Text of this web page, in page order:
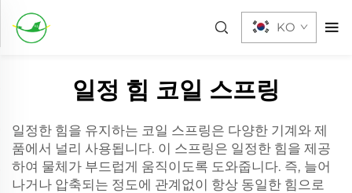
KO
일정 힘 코일 스프링
일정한 힘을 유지하는 코일 스프링은 다양한 기계와 제
품에서 널리 사용됩니다. 이 스프링은 일정한 힘을 제공
하여 물체가 부드럽게 움직이도록 도와줍니다. 즉, 늘어
나거나 압축되는 정도에 관계없이 항상 동일한 힘으로